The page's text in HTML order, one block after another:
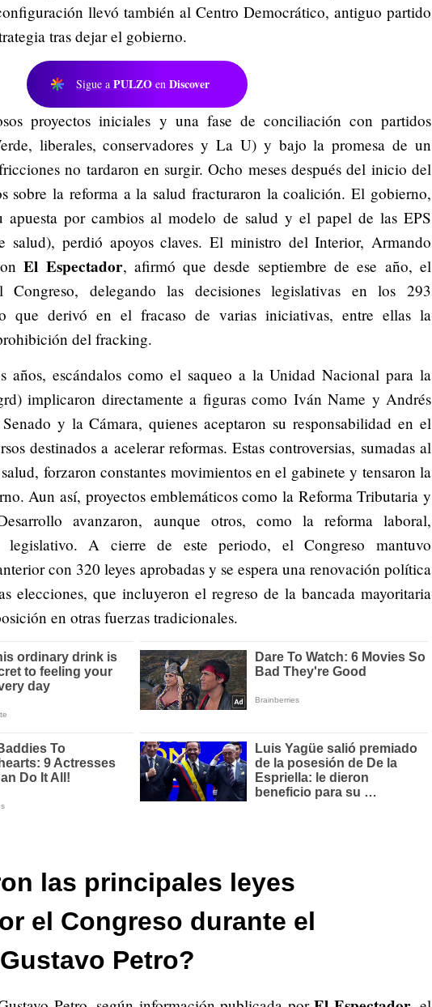
llevó también al Centro Democrático, antiguo partido
tras dejar el gobierno.
Sigue a PULZO en Discover
proyectos iniciales y una fase de conciliación con partidos
liberales, conservadores y La U) y bajo la promesa de un
no tardaron en surgir. Ocho meses después del inicio del
sobre la reforma a la salud fracturaron la coalición. El gobierno,
apuesta por cambios al modelo de salud y el papel de las EPS
salud), perdió apoyos claves. El ministro del Interior, Armando
El Espectador, afirmó que desde septiembre de ese año, el
Congreso, delegando las decisiones legislativas en los 293
lo que derivó en el fracaso de varias iniciativas, entre ellas la
del fracking.
años, escándalos como el saqueo a la Unidad Nacional para la
implicaron directamente a figuras como Iván Name y Andrés
y la Cámara, quienes aceptaron su responsabilidad en el
destinados a acelerar reformas. Estas controversias, sumadas al
forzaron constantes movimientos en el gabinete y tensaron la
Aun así, proyectos emblemáticos como la Reforma Tributaria y
avanzaron, aunque otros, como la reforma laboral,
legislativo. A cierre de este periodo, el Congreso mantuvo
con 320 leyes aprobadas y se espera una renovación política
elecciones, que incluyeron el regreso de la bancada mayoritaria
en otras fuerzas tradicionales.
las principales leyes
el Congreso durante el
Petro?